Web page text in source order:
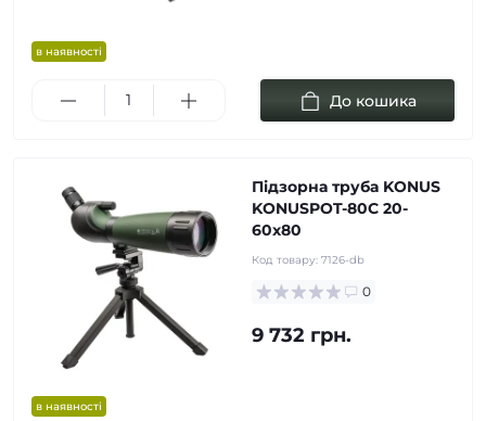
в наявності
До кошика
в наявності
Підзорна труба KONUS
KONUSPOT-80C 20-
60x80
Код товару: 7126-db
0
9 732 грн.